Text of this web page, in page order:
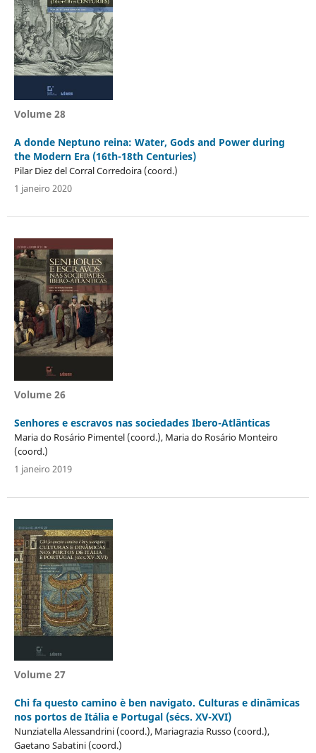
Volume 28
A donde Neptuno reina: Water, Gods and Power during
the Modern Era (16th-18th Centuries)
Pilar Diez del Corral Corredoira (coord.)
1 janeiro 2020
Volume 26
Senhores e escravos nas sociedades Ibero-Atlânticas
Maria do Rosário Pimentel (coord.), Maria do Rosário Monteiro
(coord.)
1 janeiro 2019
Volume 27
Chi fa questo camino è ben navigato. Culturas e dinâmicas
nos portos de Itália e Portugal (sécs. XV-XVI)
Nunziatella Alessandrini (coord.), Mariagrazia Russo (coord.),
Gaetano Sabatini (coord.)